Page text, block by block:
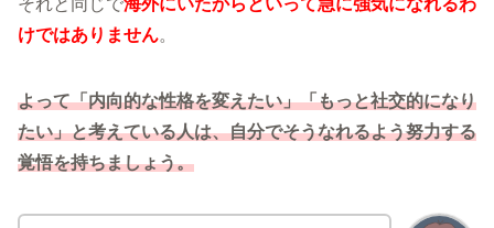
それと同じで海外にいたからといって急に強気になれるわ
けではありません。
よって「内向的な性格を変えたい」「もっと社交的になり
たい」と考えている人は、自分でそうなれるよう努力する
覚悟を持ちましょう。